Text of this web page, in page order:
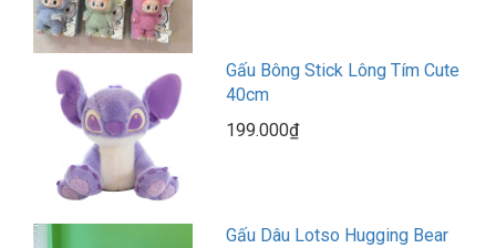
Gấu Bông Stick Lông Tím Cute
40cm
199.000₫
Gấu Dâu Lotso Hugging Bear